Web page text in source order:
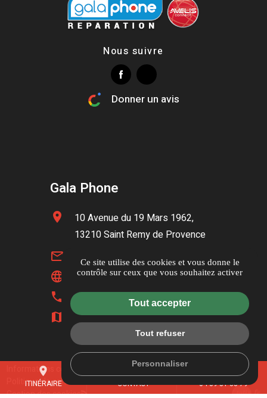
place
ITINÉRAIRE CONTACT 04 89 51 33 79
Nous suivre
Donner un avis
Gala Phone
location_on
10 Avenue du 19 Mars 1962,
13210 Saint Remy de Provence
mail_outline
contact@galaphone.fr
language
www.galaphone.fr
phone
04 89 51 33 79
map
Itinéraire
Informations complémentaires
Mentions légales
Politique de confidentialité
Gestion des cookies
Ce site utilise des cookies et vous donne le
contrôle sur ceux que vous souhaitez activer
Tout accepter
Tout refuser
Personnaliser